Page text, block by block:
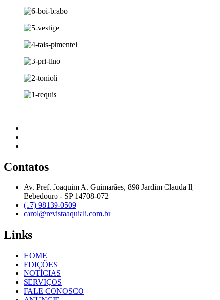
Contatos
Av. Pref. Joaquim A. Guimarães, 898 Jardim Clauda ll,
Bebedouro - SP 14708-072
(17) 98139-0509
carol@revistaaquiali.com.br
Links
HOME
EDIÇÕES
NOTÍCIAS
SERVIÇOS
FALE CONOSCO